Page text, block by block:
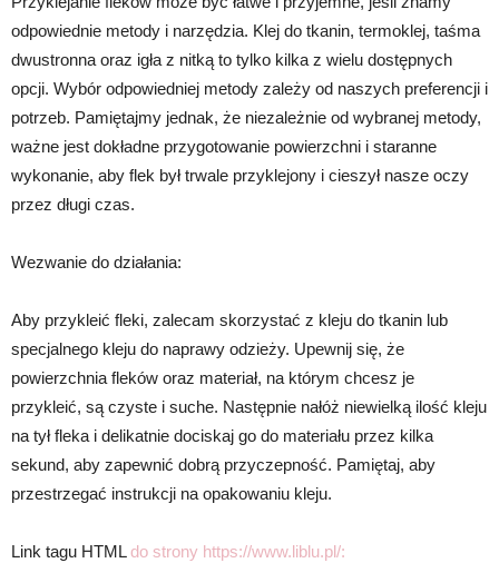
odpowiednie metody i narzędzia. Klej do tkanin, termoklej, taśma
dwustronna oraz igła z nitką to tylko kilka z wielu dostępnych
opcji. Wybór odpowiedniej metody zależy od naszych preferencji i
potrzeb. Pamiętajmy jednak, że niezależnie od wybranej metody,
ważne jest dokładne przygotowanie powierzchni i staranne
wykonanie, aby flek był trwale przyklejony i cieszył nasze oczy
przez długi czas.
Wezwanie do działania:
Aby przykleić fleki, zalecam skorzystać z kleju do tkanin lub
specjalnego kleju do naprawy odzieży. Upewnij się, że
powierzchnia fleków oraz materiał, na którym chcesz je
przykleić, są czyste i suche. Następnie nałóż niewielką ilość kleju
na tył fleka i delikatnie dociskaj go do materiału przez kilka
sekund, aby zapewnić dobrą przyczepność. Pamiętaj, aby
przestrzegać instrukcji na opakowaniu kleju.
Link tagu HTMLdo strony https://www.liblu.pl/: